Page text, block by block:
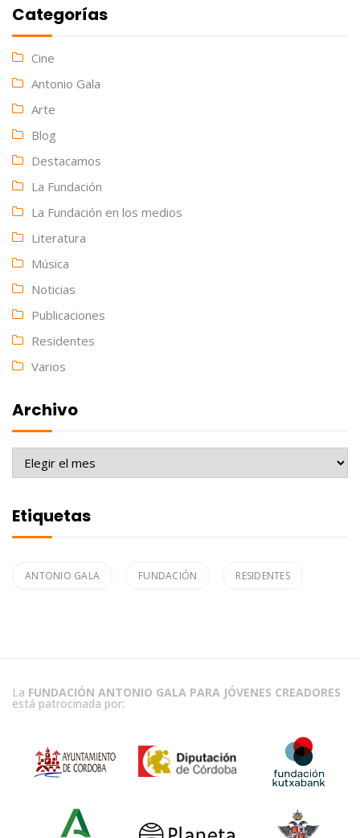
Categorías
Cine
Antonio Gala
Arte
Blog
Destacamos
La Fundación
La Fundación en los medios
Literatura
Música
Noticias
Publicaciones
Residentes
Varios
Archivo
Archivo
Etiquetas
ANTONIO GALA FUNDACIÓN RESIDENTES
La FUNDACIÓN ANTONIO GALA PARA JÓVENES CREADORES
está patrocinada por: